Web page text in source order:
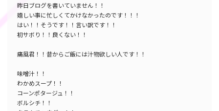
昨日ブログを書いていません！！
嬉しい事に忙しくてかけなかったのです！！！
はい！！そうです！！言い訳です！！
初サボり！！良くない！！
痛風君！！昔からご飯には汁物欲しい人です！！
味噌汁！！
わかめスープ！！
コーンポタージュ！！
ボルシチ！！